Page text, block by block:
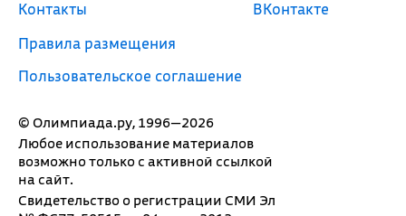
© Олимпиада.ру, 1996—2026
Любое использование материалов
возможно только с активной ссылкой
на сайт.
Свидетельство о регистрации СМИ Эл
Контакты
Правила размещения
Пользовательское соглашение
ВКонтакте